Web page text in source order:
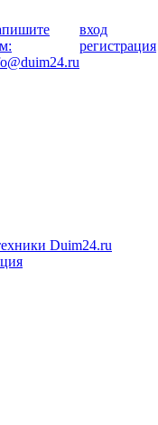
вход
регистрация